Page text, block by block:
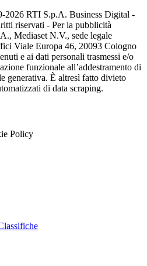
2026 RTI S.p.A. Business Digital -
riservati - Per la pubblicità
Mediaset N.V., sede legale
Viale Europa 46, 20093 Cologno
e ai dati personali trasmessi e/o
funzionale all’addestramento di
generativa. È altresì fatto divieto
di data scraping.
Policy